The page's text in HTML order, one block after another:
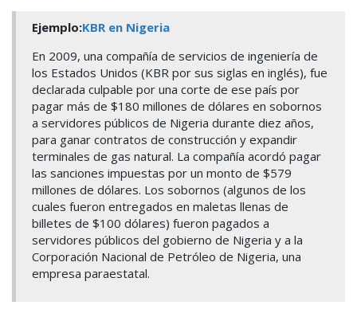
Ejemplo:KBR en Nigeria
En 2009, una compañía de servicios de ingeniería de
los Estados Unidos (KBR por sus siglas en inglés), fue
declarada culpable por una corte de ese país por
pagar más de $180 millones de dólares en sobornos
a servidores públicos de Nigeria durante diez años,
para ganar contratos de construcción y expandir
terminales de gas natural. La compañía acordó pagar
las sanciones impuestas por un monto de $579
millones de dólares. Los sobornos (algunos de los
cuales fueron entregados en maletas llenas de
billetes de $100 dólares) fueron pagados a
servidores públicos del gobierno de Nigeria y a la
Corporación Nacional de Petróleo de Nigeria, una
empresa paraestatal.